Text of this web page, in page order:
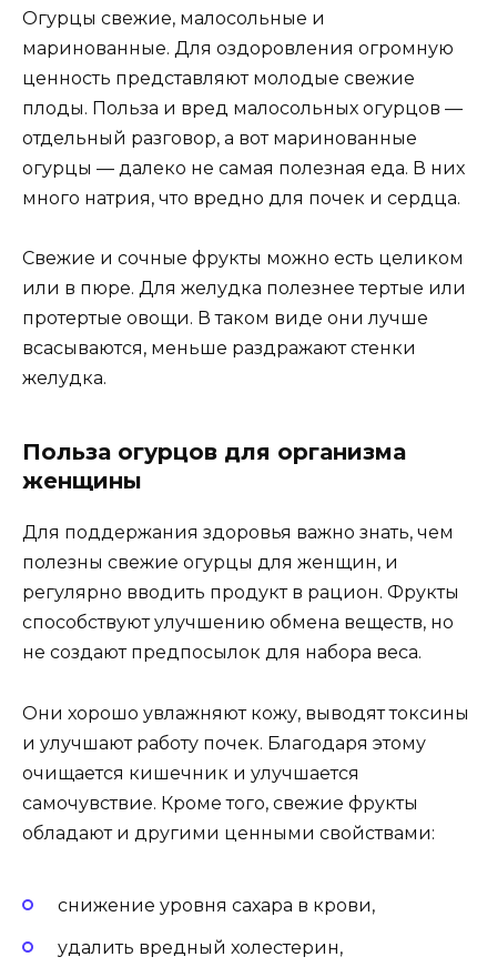
Огурцы свежие, малосольные и
маринованные. Для оздоровления огромную
ценность представляют молодые свежие
плоды. Польза и вред малосольных огурцов —
отдельный разговор, а вот маринованные
огурцы — далеко не самая полезная еда. В них
много натрия, что вредно для почек и сердца.
Свежие и сочные фрукты можно есть целиком
или в пюре. Для желудка полезнее тертые или
протертые овощи. В таком виде они лучше
всасываются, меньше раздражают стенки
желудка.
Польза огурцов для организма
женщины
Для поддержания здоровья важно знать, чем
полезны свежие огурцы для женщин, и
регулярно вводить продукт в рацион. Фрукты
способствуют улучшению обмена веществ, но
не создают предпосылок для набора веса.
Они хорошо увлажняют кожу, выводят токсины
и улучшают работу почек. Благодаря этому
очищается кишечник и улучшается
самочувствие. Кроме того, свежие фрукты
обладают и другими ценными свойствами:
снижение уровня сахара в крови,
удалить вредный холестерин,